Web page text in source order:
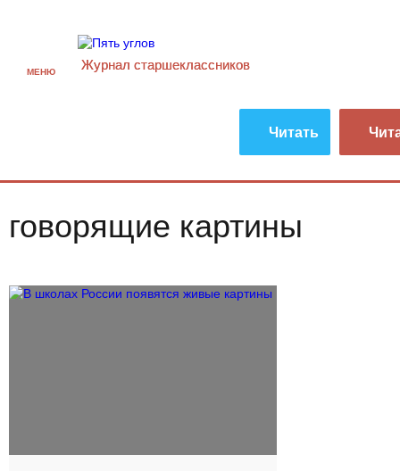
МЕНЮ Журнал старшекласcников
Читать
говорящие картины